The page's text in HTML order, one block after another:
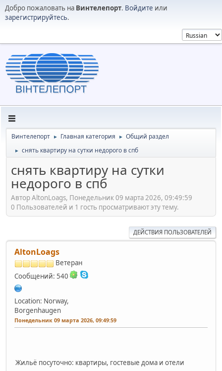
Добро пожаловать на Винтелепорт. Войдите или
зарегистрируйтесь.
Винтелепорт ► Главная категория ► Общий раздел
► снять квартиру на сутки недорого в спб
снять квартиру на сутки
недорого в спб
Автор AltonLoags, Понедельник 09 марта 2026, 09:49:59
0 Пользователей и 1 гость просматривают эту тему.
ДЕЙСТВИЯ ПОЛЬЗОВАТЕЛЕЙ
AltonLoags
Ветеран
Сообщений: 540
Location: Norway,
Borgenhaugen
Понедельник 09 марта 2026, 09:49:59
Жильё посуточно: квартиры, гостевые дома и отели